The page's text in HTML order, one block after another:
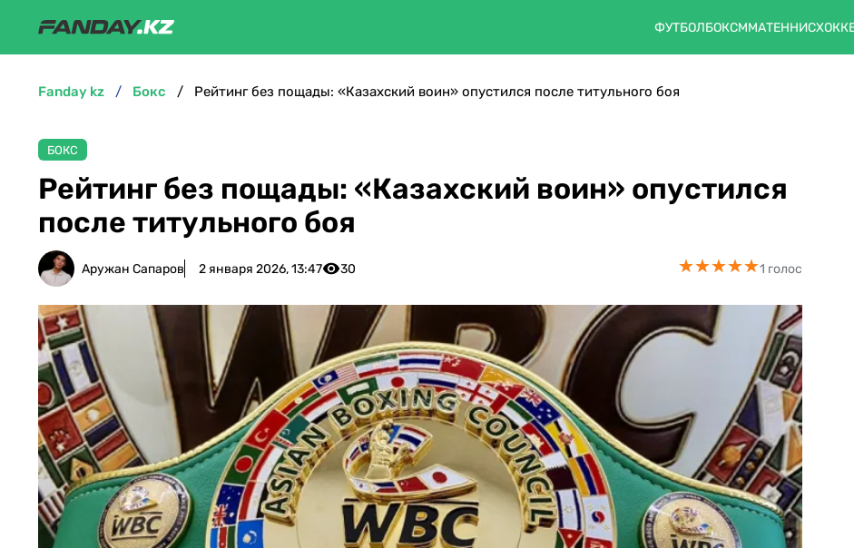
ФУТБОЛБОКСММАТЕННИС
fanday kz бокс Рейтинг без пощады: «Казахский воин» опустился после титульного боя
БОКС
Рейтинг без пощады: «Казахский воин» опустился
после титульного боя
Аружан Сапаров 2 января 2026, 13:47 30 ★★★★★
★★★★★1 голос